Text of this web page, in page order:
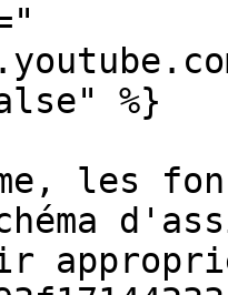
%}
les
tir